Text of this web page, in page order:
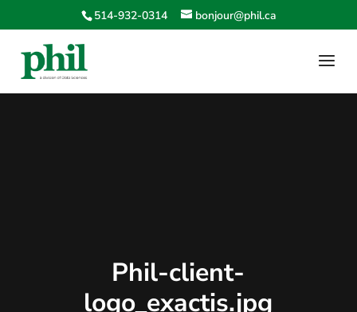
514-932-0314 bonjour@phil.ca
Phil-client-
logo_exactis.jpg